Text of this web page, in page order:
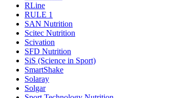
RLine
RULE 1
SAN Nutrition
Scitec Nutrition
Scivation
SFD Nutrition
SiS (Science in Sport)
SmartShake
Solaray
Solgar